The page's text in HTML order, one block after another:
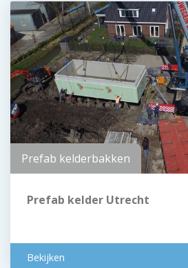
Prefab kelderbakken
Prefab kelder Utrecht
Bekijken